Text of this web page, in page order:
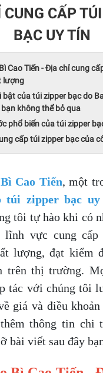
CẤP
BẠC UY TÍN
Cao Tiến - Địa chỉ cung
lượng
bật của túi zipper bạc do
không thể bỏ qua
phổ biến của túi zipper
cấp túi zipper bạc của
Cao Tiến, một
túi zipper bạc
tôi tự hào khi có
lĩnh vực cung cấp
lượng, đạt kiểm
trên thị trường.
tác với chúng tôi
giá và điều khoản
thông tin chi
bài viết sau đây